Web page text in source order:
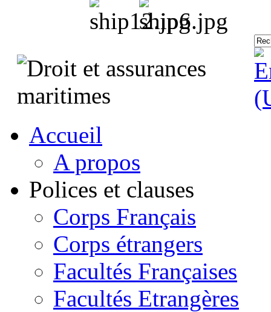
Accueil
A propos
Polices et clauses
Corps Français
Corps étrangers
Facultés Françaises
Facultés Etrangères